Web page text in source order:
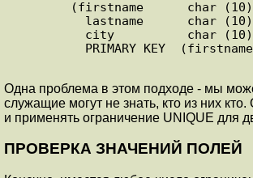
Одна проблема в этом подходе - мы
служащие могут не знать, кто из них
и применять ограничение UNIQUE для
ПРОВЕРКА ЗНАЧЕНИЙ ПОЛЕЙ